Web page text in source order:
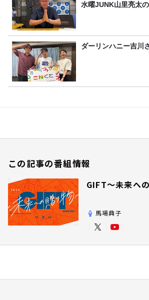
水曜JUNK山里亮太
ダーリンハニー吉川
この記事の番組情報
GIFT～未来へ
馬場典子